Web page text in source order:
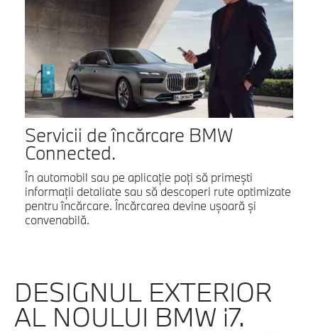
Servicii de încărcare BMW
Connected.
În automobil sau pe aplicație poți să primești
informații detaliate sau să descoperi rute optimizate
pentru încărcare. Încărcarea devine ușoară și
convenabilă.
DESIGNUL EXTERIOR
AL NOULUI BMW i7.